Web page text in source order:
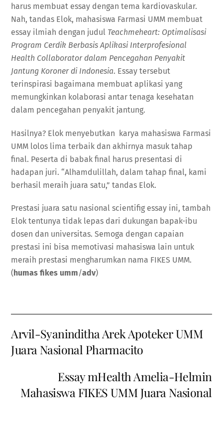
harus membuat essay dengan tema kardiovaskular.
Nah, tandas Elok, mahasiswa Farmasi UMM membuat
essay ilmiah dengan judul Teachmeheart: Optimalisasi
Program Cerdik Berbasis Aplikasi Interprofesional
Health Collaborator dalam Pencegahan Penyakit
Jantung Koroner di Indonesia. Essay tersebut
terinspirasi bagaimana membuat aplikasi yang
memungkinkan kolaborasi antar tenaga kesehatan
dalam pencegahan penyakit jantung.
Hasilnya? Elok menyebutkan karya mahasiswa Farmasi
UMM lolos lima terbaik dan akhirnya masuk tahap
final. Peserta di babak final harus presentasi di
hadapan juri. “Alhamdulillah, dalam tahap final, kami
berhasil meraih juara satu,” tandas Elok.
Prestasi juara satu nasional scientifig essay ini, tambah
Elok tentunya tidak lepas dari dukungan bapak-ibu
dosen dan universitas. Semoga dengan capaian
prestasi ini bisa memotivasi mahasiswa lain untuk
meraih prestasi mengharumkan nama FIKES UMM.
( humas fikes umm/adv)
Arvil-Syaninditha Arek Apoteker UMM
Juara Nasional Pharmacito
Essay mHealth Amelia-Helmin
Mahasiswa FIKES UMM Juara Nasional